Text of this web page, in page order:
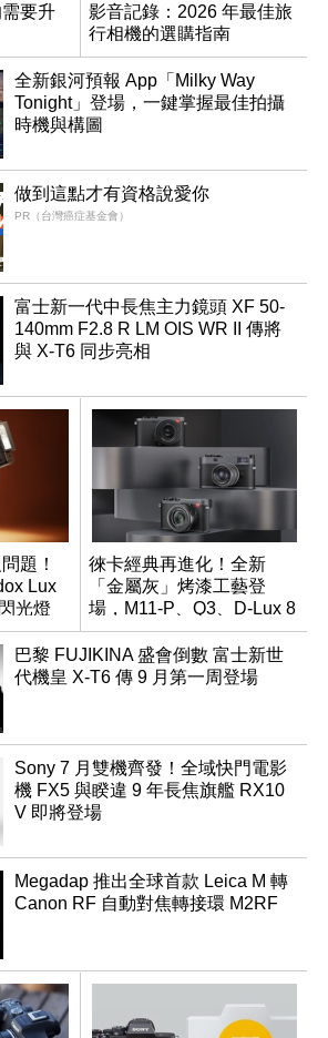
要升
影音記錄：2026 年最佳旅
行相機的選購指南
全新銀河預報 App「Milky Way
Tonight」登場，一鍵掌握最佳拍攝
時機與構圖
做到這點才有資格說愛你
PR（台灣癌症基金會）
富士新一代中長焦主力鏡頭 XF 50-
140mm F2.8 R LM OIS WR II 傳將
與 X-T6 同步亮相
題！
Lux
光燈
徠卡經典再進化！全新
「金屬灰」烤漆工藝登
場，M11-P、Q3、D-Lux 8
領銜換裝
巴黎 FUJIKINA 盛會倒數 富士新世
代機皇 X-T6 傳 9 月第一周登場
Sony 7 月雙機齊發！全域快門電影
機 FX5 與睽違 9 年長焦旗艦 RX10
V 即將登場
Megadap 推出全球首款 Leica M 轉
Canon RF 自動對焦轉接環 M2RF